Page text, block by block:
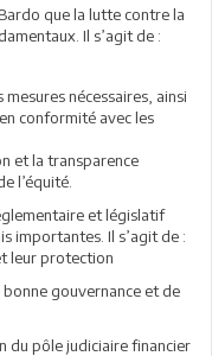
que la lutte contre la
Il s’agit de :
nécessaires, ainsi
conformité avec les
et la transparence
l’équité.
et législatif
importantes. Il s’agit de :
leur protection
gouvernance et de
du pôle judiciaire financier